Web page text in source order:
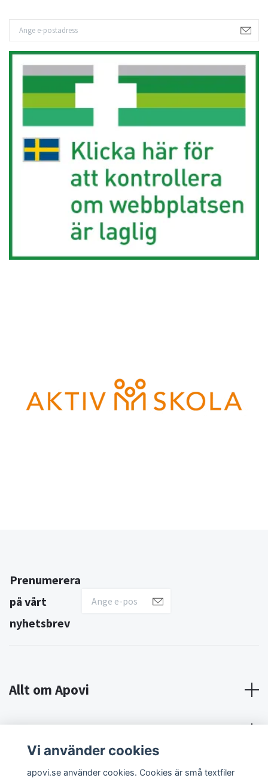
Prenumerera
på vårt
nyhetsbrev
Allt om Apovi
Om Apovi
Sociala medier
Vi använder cookies
apovi.se använder cookies. Cookies är små textfiler